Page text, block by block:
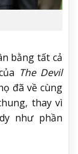
bằng tất cả
The Devil
đã về cùng
thay vì
như phần